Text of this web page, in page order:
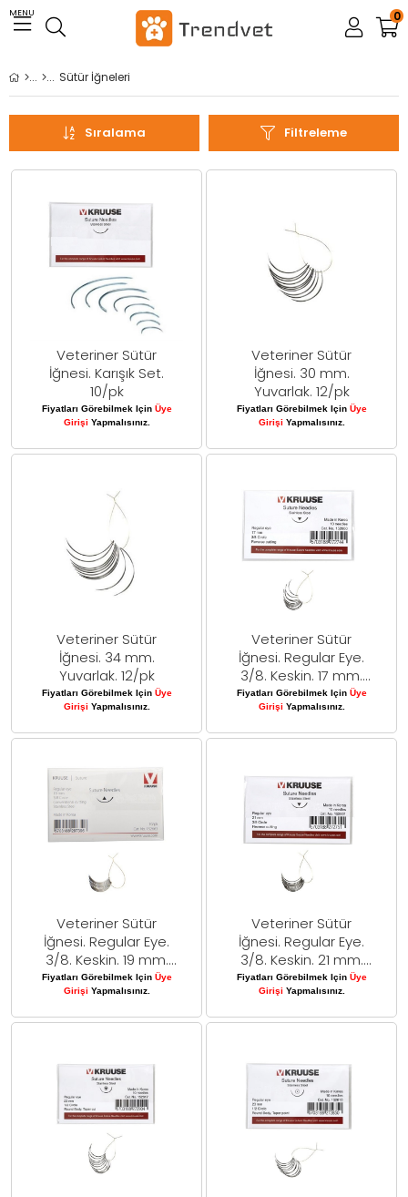
MENU 0
Sütür İğneleri
Filtreleme
Sıralama
Veteriner Sütür
İğnesi. Karışık Set.
10/pk
Fiyatları Görebilmek Için Üye
Girişi Yapmalısınız.
Veteriner Sütür
İğnesi. 30 mm.
Yuvarlak. 12/pk
Fiyatları Görebilmek Için Üye
Girişi Yapmalısınız.
Veteriner Sütür
İğnesi. 34 mm.
Yuvarlak. 12/pk
Fiyatları Görebilmek Için Üye
Girişi Yapmalısınız.
Veteriner Sütür
İğnesi. Regular Eye.
3/8. Keskin. 17 mm.
10/pk
Fiyatları Görebilmek Için Üye
Girişi Yapmalısınız.
Veteriner Sütür
İğnesi. Regular Eye.
3/8. Keskin. 19 mm.
10/pk
Fiyatları Görebilmek Için Üye
Girişi Yapmalısınız.
Veteriner Sütür
İğnesi. Regular Eye.
3/8. Keskin. 21 mm.
10/pk
Fiyatları Görebilmek Için Üye
Girişi Yapmalısınız.